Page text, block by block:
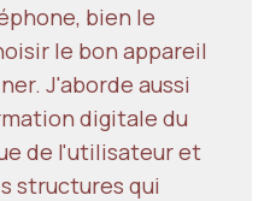
bien le
le bon appareil
J'aborde aussi
digitale du
de l'utilisateur et
structures qui